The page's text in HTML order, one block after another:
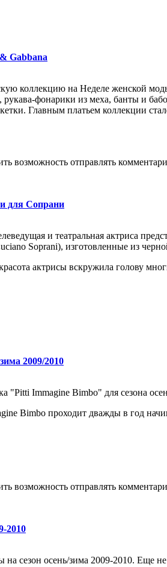
Gabbana
коллекцию на Неделе женской
фонарики из меха, банты и
Главным платьем коллекции
возможность отправлять
для Сопрани
и театральная актриса
Soprani), изготовленные из
актрисы вскружила голову
2009/2010
"Pitti Immagine Bimbo" для сезона
Bimbo проходит дважды в год
возможность отправлять
2010
сезон осень/зима 2009-2010. Еще